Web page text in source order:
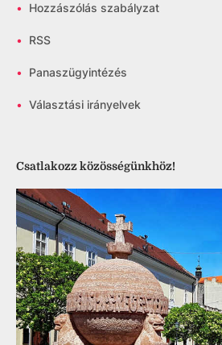
• Hozzászólás szabályzat
• RSS
• Panaszügyintézés
• Választási irányelvek
Csatlakozz közösségünkhöz!